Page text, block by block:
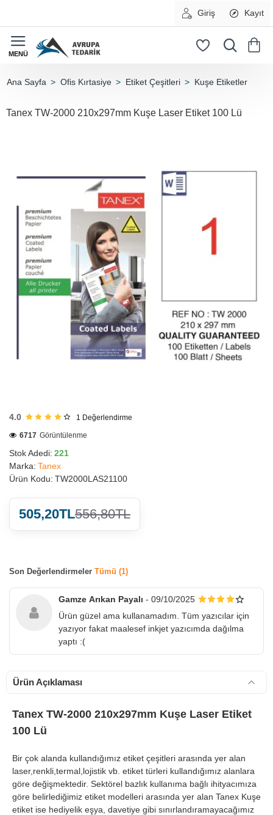
Giriş Kayıt
Ofis Kırtasiye Etiket Çeşitleri Kuşe Etiketler
Tanex TW-2000 210x297mm Kuşe Laser Etiket 100 Lü
4.0 1 Değerlendirme
Stok Adedi: 221
Marka: Tanex
Ürün Kodu: TW2000LAS21100
6717 Görüntülenme
505,20TL556,80TL
Son Değerlendirmeler Tümü (1)
Gamze Arıkan Payalı - 09/10/2025
Ürün güzel ama kullanamadım. Tüm yazıcılar için
yazıyor fakat maalesef inkjet yazıcımda dağılma
yaptı :(
Ürün Açıklaması
Tanex TW-2000 210x297mm Kuşe Laser Etiket
100 Lü
Bir çok alanda kullandığımız etiket çeşitleri arasında yer alan
laser,renkli,termal,lojistik vb. etiket türleri kullandığımız alanlara
göre değişmektedir. Sektörel bazlık kullanıma bağlı ihityacımıza
göre belirlediğimiz etiket modelleri arasında yer alan Tanex Kuşe
etiket ise hediyelik eşya, davetiye gibi sınırlandıramayacağımız